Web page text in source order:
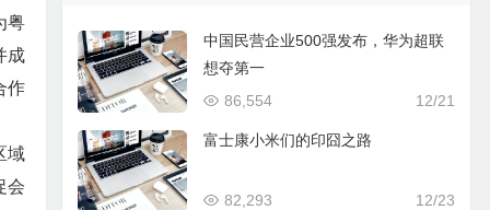
粤
成
作
域
会
中国民营企业500强发布，华为超联
想夺第一
12/21
86,554
富士康小米们的印囧之路
12/23
82,293